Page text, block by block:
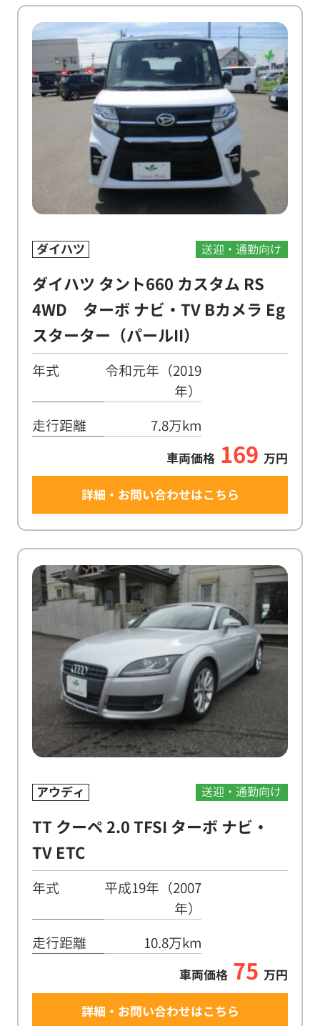
ダイハツ 送迎・通勤向け
ダイハツ タント660 カスタム RS
4WD ターボ ナビ・TV Bカメラ Eg
スターター（パールII）
年式
令和元年（2019
年）
走行距離
7.8万km
車両価格 169 万円
詳細・お問い合わせはこちら
アウディ 送迎・通勤向け
TT クーペ 2.0 TFSI ターボ ナビ・
TV ETC
年式
平成19年（2007
年）
走行距離
10.8万km
車両価格 75 万円
詳細・お問い合わせはこちら